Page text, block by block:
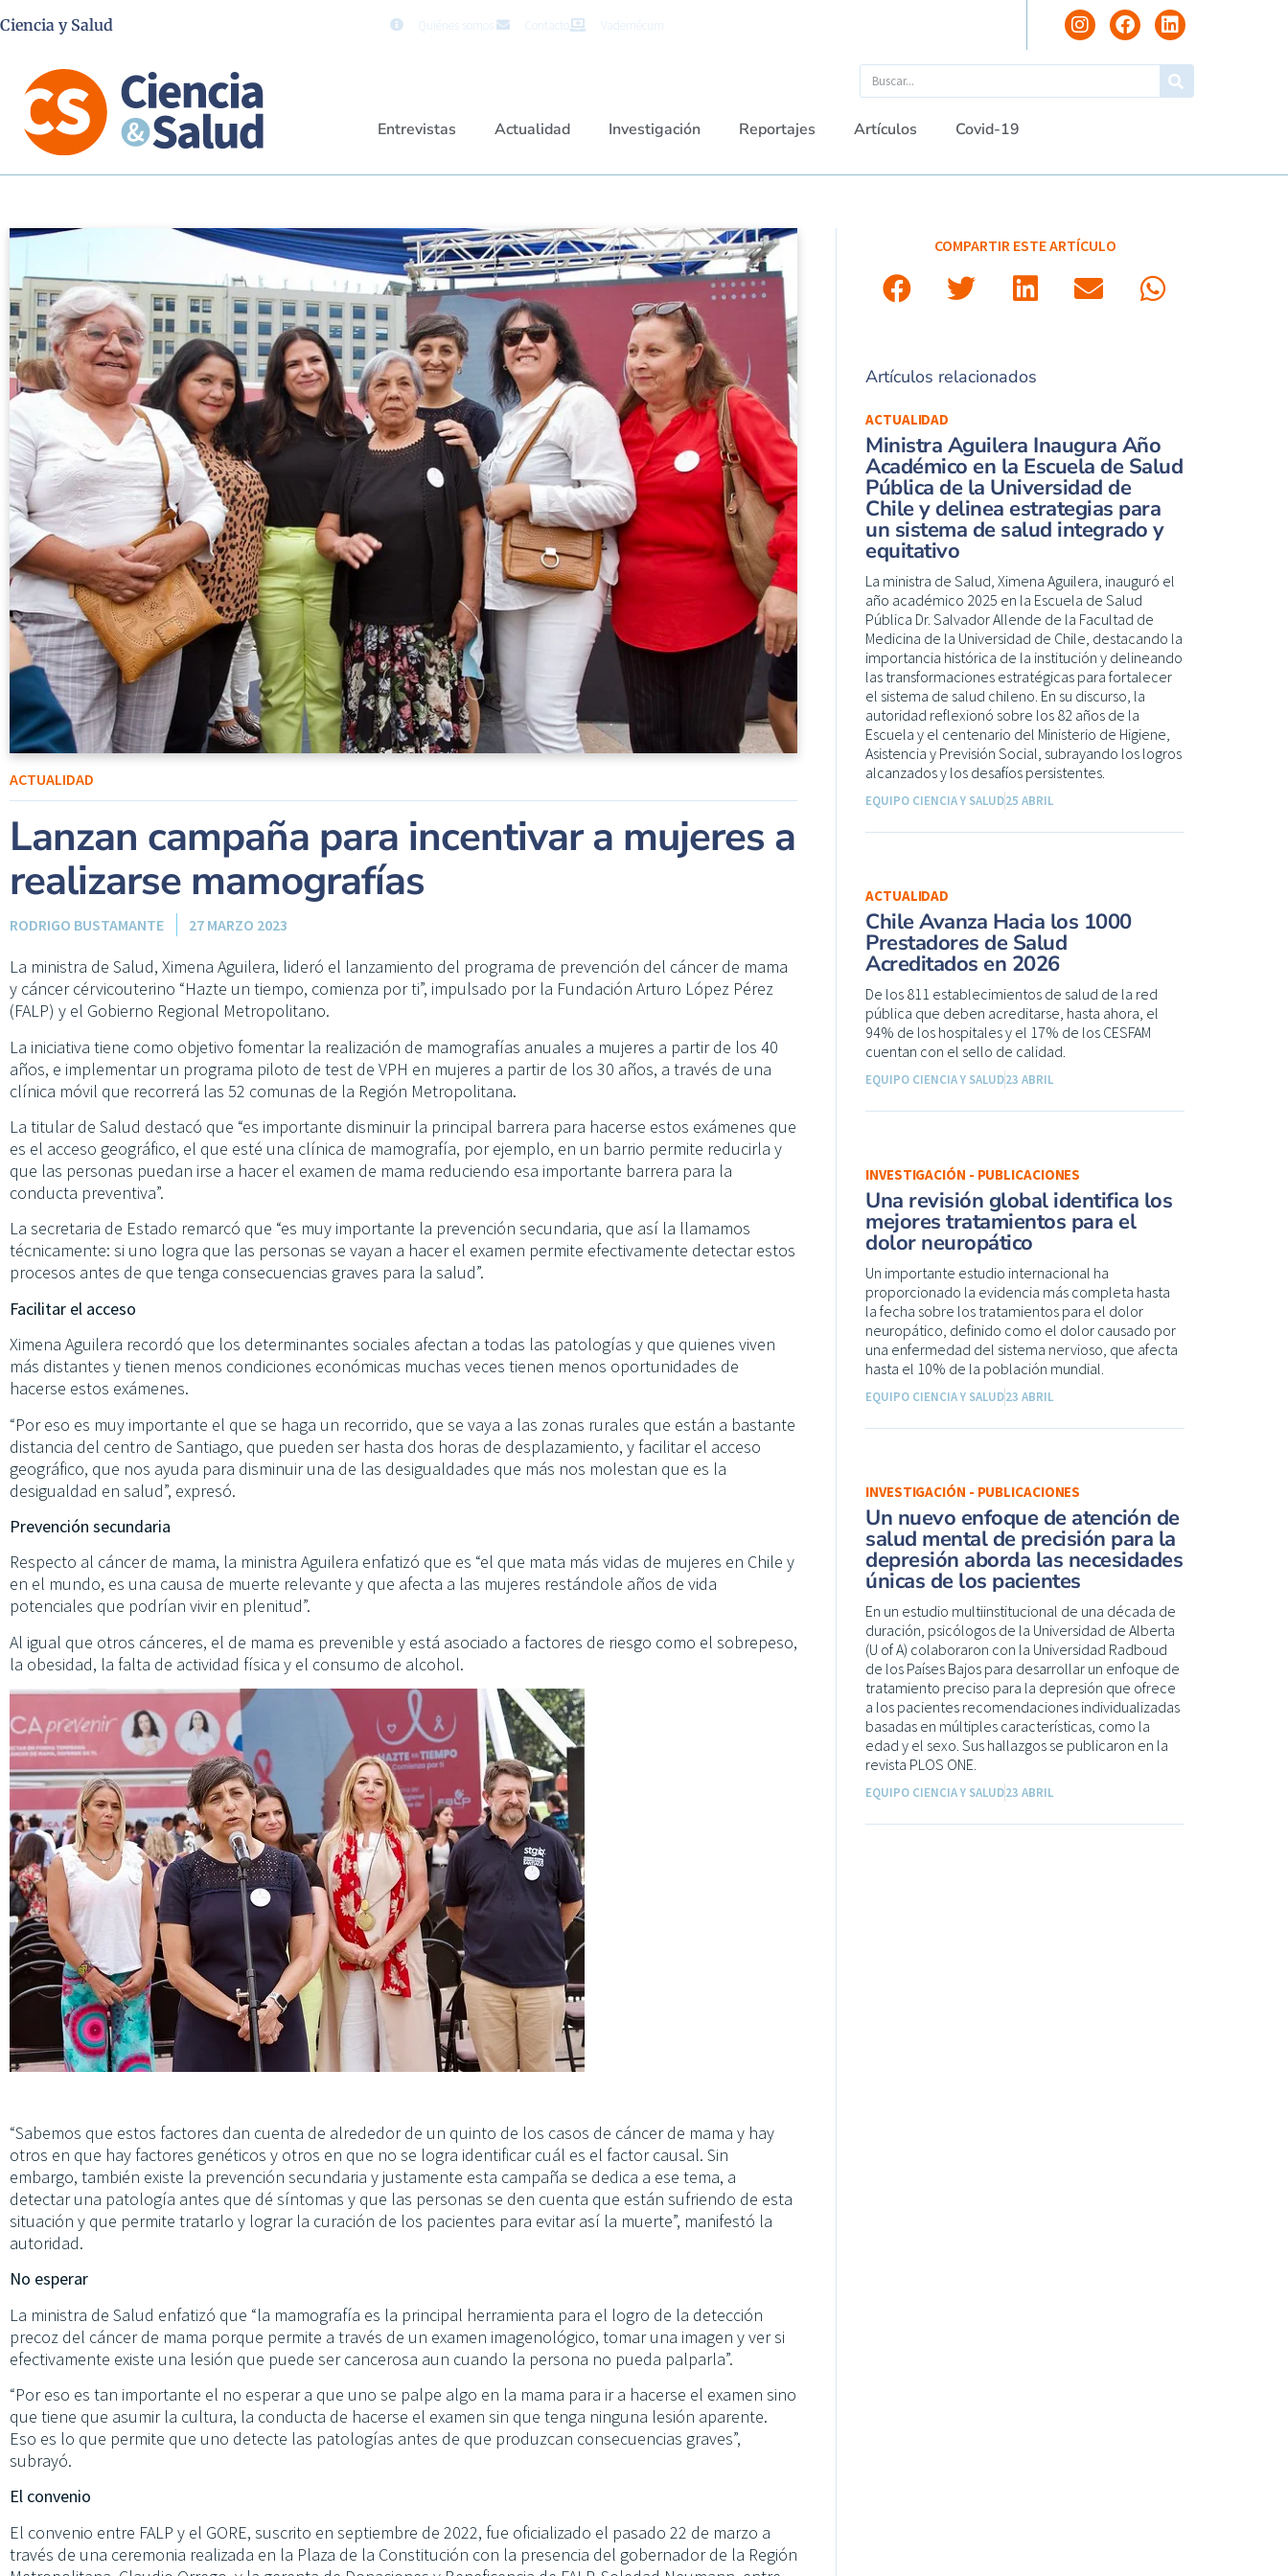
Ciencia y Salud Quiénes somos Contacto Vademécum
Entrevistas Actualidad Investigación Reportajes Artículos Covid-19
ACTUALIDAD
Lanzan campaña para incentivar a mujeres a
realizarse mamografías
RODRIGO BUSTAMANTE 27 MARZO 2023
La ministra de Salud, Ximena Aguilera, lideró el lanzamiento del programa de prevención del cáncer de mama
y cáncer cérvicouterino “Hazte un tiempo, comienza por ti”, impulsado por la Fundación Arturo López Pérez
(FALP) y el Gobierno Regional Metropolitano.
La iniciativa tiene como objetivo fomentar la realización de mamografías anuales a mujeres a partir de los 40
años, e implementar un programa piloto de test de VPH en mujeres a partir de los 30 años, a través de una
clínica móvil que recorrerá las 52 comunas de la Región Metropolitana.
La titular de Salud destacó que “es importante disminuir la principal barrera para hacerse estos exámenes que
es el acceso geográfico, el que esté una clínica de mamografía, por ejemplo, en un barrio permite reducirla y
que las personas puedan irse a hacer el examen de mama reduciendo esa importante barrera para la
conducta preventiva”.
La secretaria de Estado remarcó que “es muy importante la prevención secundaria, que así la llamamos
técnicamente: si uno logra que las personas se vayan a hacer el examen permite efectivamente detectar estos
procesos antes de que tenga consecuencias graves para la salud”.
Facilitar el acceso
Ximena Aguilera recordó que los determinantes sociales afectan a todas las patologías y que quienes viven
más distantes y tienen menos condiciones económicas muchas veces tienen menos oportunidades de
hacerse estos exámenes.
“Por eso es muy importante el que se haga un recorrido, que se vaya a las zonas rurales que están a bastante
distancia del centro de Santiago, que pueden ser hasta dos horas de desplazamiento, y facilitar el acceso
geográfico, que nos ayuda para disminuir una de las desigualdades que más nos molestan que es la
desigualdad en salud”, expresó.
Prevención secundaria
Respecto al cáncer de mama, la ministra Aguilera enfatizó que es “el que mata más vidas de mujeres en Chile y
en el mundo, es una causa de muerte relevante y que afecta a las mujeres restándole años de vida
potenciales que podrían vivir en plenitud”.
Al igual que otros cánceres, el de mama es prevenible y está asociado a factores de riesgo como el sobrepeso,
la obesidad, la falta de actividad física y el consumo de alcohol.
“Sabemos que estos factores dan cuenta de alrededor de un quinto de los casos de cáncer de mama y hay
otros en que hay factores genéticos y otros en que no se logra identificar cuál es el factor causal. Sin
embargo, también existe la prevención secundaria y justamente esta campaña se dedica a ese tema, a
detectar una patología antes que dé síntomas y que las personas se den cuenta que están sufriendo de esta
situación y que permite tratarlo y lograr la curación de los pacientes para evitar así la muerte”, manifestó la
autoridad.
No esperar
La ministra de Salud enfatizó que “la mamografía es la principal herramienta para el logro de la detección
precoz del cáncer de mama porque permite a través de un examen imagenológico, tomar una imagen y ver si
efectivamente existe una lesión que puede ser cancerosa aun cuando la persona no pueda palparla”.
“Por eso es tan importante el no esperar a que uno se palpe algo en la mama para ir a hacerse el examen sino
que tiene que asumir la cultura, la conducta de hacerse el examen sin que tenga ninguna lesión aparente.
Eso es lo que permite que uno detecte las patologías antes de que produzcan consecuencias graves”,
subrayó.
El convenio
El convenio entre FALP y el GORE, suscrito en septiembre de 2022, fue oficializado el pasado 22 de marzo a
través de una ceremonia realizada en la Plaza de la Constitución con la presencia del gobernador de la Región
COMPARTIR ESTE ARTÍCULO
Artículos relacionados
ACTUALIDAD
Ministra Aguilera Inaugura Año
Académico en la Escuela de Salud
Pública de la Universidad de
Chile y delinea estrategias para
un sistema de salud integrado y
equitativo
La ministra de Salud, Ximena Aguilera, inauguró el
año académico 2025 en la Escuela de Salud
Pública Dr. Salvador Allende de la Facultad de
Medicina de la Universidad de Chile, destacando la
importancia histórica de la institución y delineando
las transformaciones estratégicas para fortalecer
el sistema de salud chileno. En su discurso, la
autoridad reflexionó sobre los 82 años de la
Escuela y el centenario del Ministerio de Higiene,
Asistencia y Previsión Social, subrayando los logros
alcanzados y los desafíos persistentes.
EQUIPO CIENCIA Y SALUD25 ABRIL
ACTUALIDAD
Chile Avanza Hacia los 1000
Prestadores de Salud
Acreditados en 2026
De los 811 establecimientos de salud de la red
pública que deben acreditarse, hasta ahora, el
94% de los hospitales y el 17% de los CESFAM
cuentan con el sello de calidad.
EQUIPO CIENCIA Y SALUD23 ABRIL
INVESTIGACIÓN - PUBLICACIONES
Una revisión global identifica los
mejores tratamientos para el
dolor neuropático
Un importante estudio internacional ha
proporcionado la evidencia más completa hasta
la fecha sobre los tratamientos para el dolor
neuropático, definido como el dolor causado por
una enfermedad del sistema nervioso, que afecta
hasta el 10% de la población mundial.
EQUIPO CIENCIA Y SALUD23 ABRIL
INVESTIGACIÓN - PUBLICACIONES
Un nuevo enfoque de atención de
salud mental de precisión para la
depresión aborda las necesidades
únicas de los pacientes
En un estudio multiinstitucional de una década de
duración, psicólogos de la Universidad de Alberta
(U of A) colaboraron con la Universidad Radboud
de los Países Bajos para desarrollar un enfoque de
tratamiento preciso para la depresión que ofrece
a los pacientes recomendaciones individualizadas
basadas en múltiples características, como la
edad y el sexo. Sus hallazgos se publicaron en la
revista PLOS ONE.
EQUIPO CIENCIA Y SALUD23 ABRIL